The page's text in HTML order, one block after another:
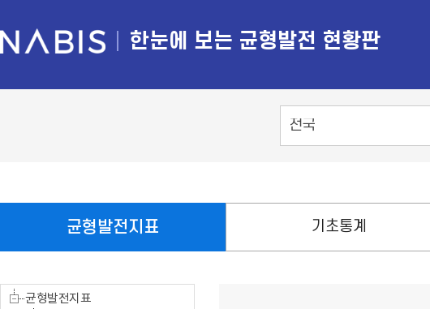
N
B
한눈에 보는 균형발전 현황판
시
선
균형발전지표 기초통계
균형발전지표